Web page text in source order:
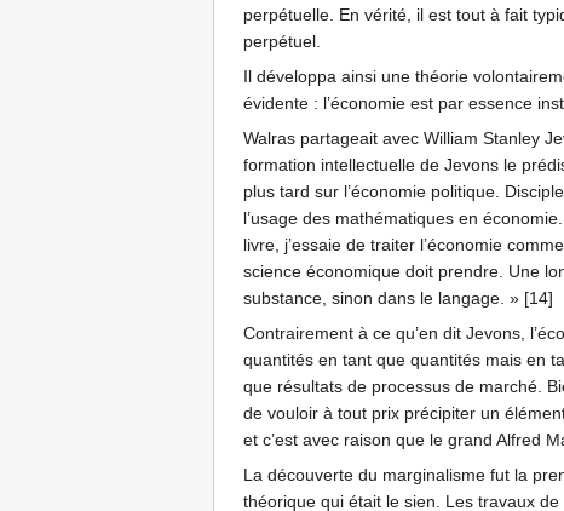
perpétuelle. En vérité, il est tout à fait
perpétuel.
Il développa ainsi une théorie
évidente : l’économie est par essence
Walras partageait avec William Stanley
formation intellectuelle de Jevons le
plus tard sur l’économie politique.
l’usage des mathématiques en
livre, j’essaie de traiter l’économie
science économique doit prendre. Une
substance, sinon dans le langage. » [14]
Contrairement à ce qu’en dit Jevons,
quantités en tant que quantités mais en
que résultats de processus de marché.
de vouloir à tout prix précipiter un
et c’est avec raison que le grand Alfred
La découverte du marginalisme fut la
théorique qui était le sien. Les travaux